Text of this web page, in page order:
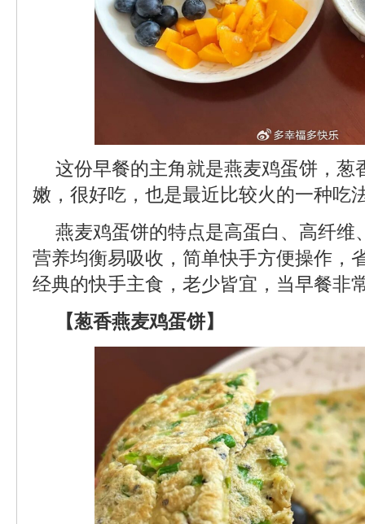
这份早餐的主角就是燕麦鸡蛋饼，葱
嫩，很好吃，也是最近比较火的一种吃
燕麦鸡蛋饼的特点是高蛋白、高纤维
营养均衡易吸收，简单快手方便操作，
经典的快手主食，老少皆宜，当早餐非
【葱香燕麦鸡蛋饼】